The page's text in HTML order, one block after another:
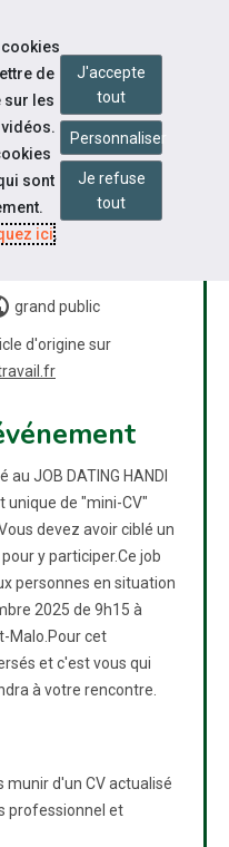
DATING
grand public
d'origine sur
JOB DATING HANDI
unique de "mini-CV"
devez avoir ciblé un
y participer.Ce job
personnes en situation
2025 de 9h15 à
Malo.Pour cet
et c'est vous qui
à votre rencontre.
munir d'un CV actualisé
professionnel et
cookies
de
sur les
sont
ici.
J'accepte
tout
Personnaliser
Je refuse
tout